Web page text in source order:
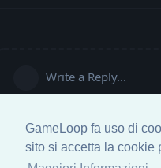
GameLoop fa uso di
sito si accetta la cookie
Write a Reply...